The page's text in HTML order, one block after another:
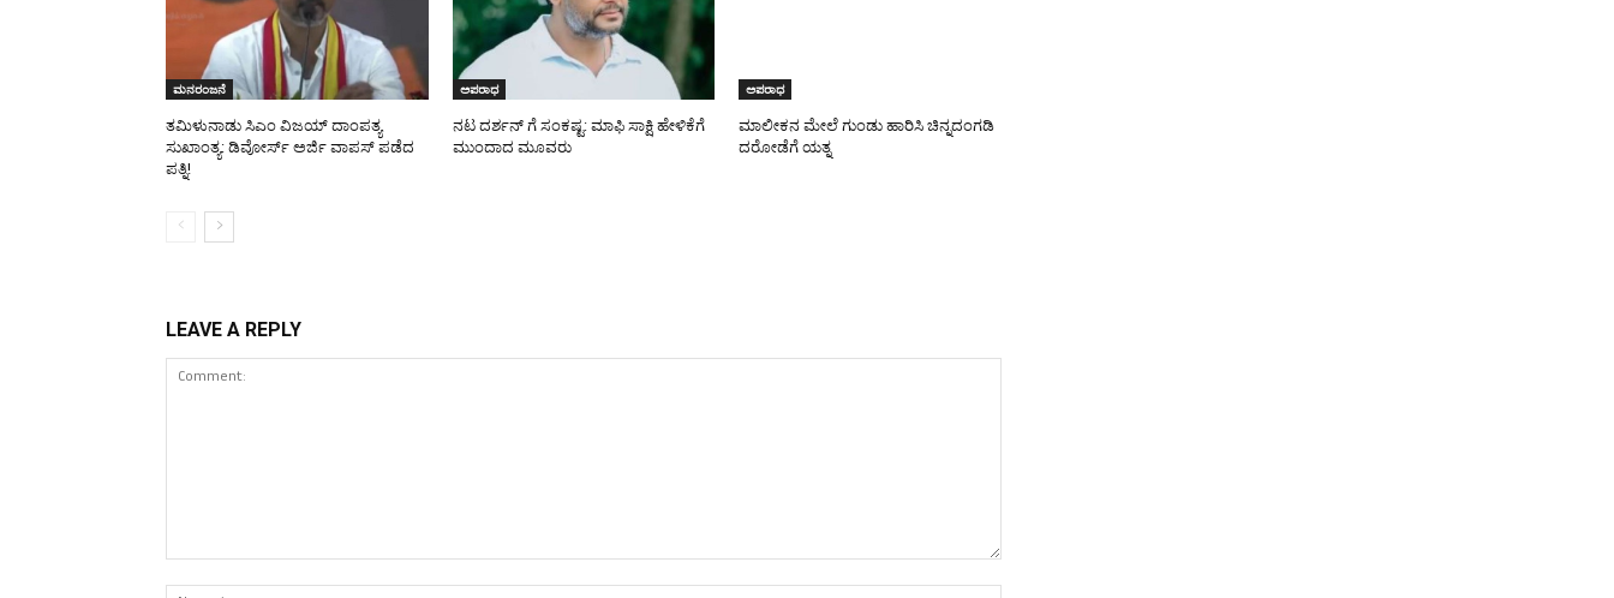
ಮನರಂಜನೆ
ತಮಿಳುನಾಡು ಸಿಎಂ ವಿಜಯ್‌ ದಾಂಪತ್ಯ
ಸುಖಾಂತ್ಯ: ಡಿವೋರ್ಸ್‌ ಅರ್ಜಿ ವಾಪಸ್‌ ಪಡೆದ
ಪತ್ನಿ!
ಅಪರಾಧ
ನಟ ದರ್ಶನ್ ಗೆ ಸಂಕಷ್ಟ: ಮಾಫಿ ಸಾಕ್ಷಿ ಹೇಳಿಕೆಗೆ
ಮುಂದಾದ ಮೂವರು
ಅಪರಾಧ
ಮಾಲೀಕನ ಮೇಲೆ ಗುಂಡು ಹಾರಿಸಿ ಚಿನ್ನದಂಗಡಿ
ದರೋಡೆಗೆ ಯತ್ನ
LEAVE A REPLY